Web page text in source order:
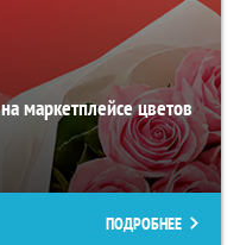
маркетплейсе цветов
ПОДРОБНЕЕ